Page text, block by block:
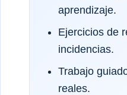
aprendizaje.
Ejercicios de
incidencias.
Trabajo
reales.